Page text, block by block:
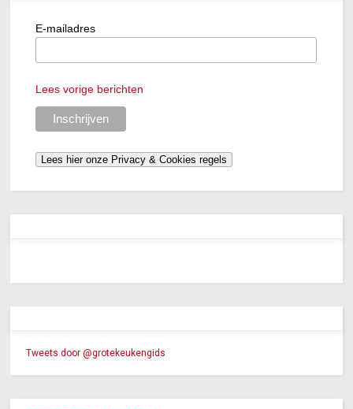
E-mailadres
Lees vorige berichten
Tweets door @grotekeukengids